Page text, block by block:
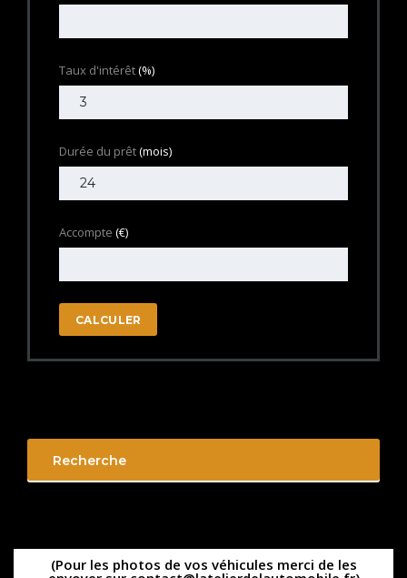
Taux d'intérêt(%)
Durée du prêt(mois)
Accompte (€)
CALCULER
Recherche
(Pour les photos de vos véhicules merci de les